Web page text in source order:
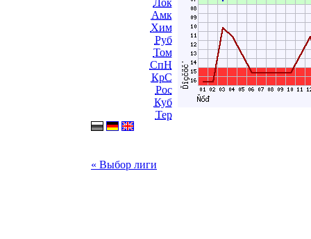
Лок
Амк
Хим
Руб
Том
СпН
КрС
Рос
Куб
Тер
« Выбор лиги